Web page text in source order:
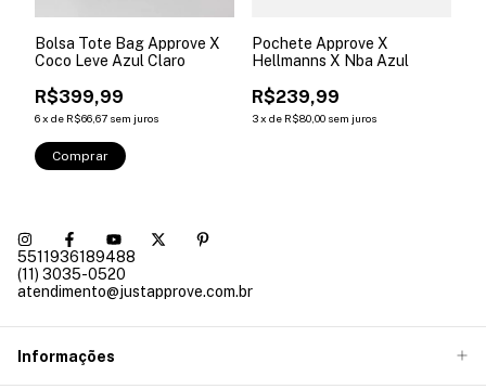
Bolsa Tote Bag Approve X
Coco Leve Azul Claro
R$399,99
6x de R$66,67 sem juros
Comprar
Pochete Approve X
Hellmanns X Nba Azul
R$239,99
3x de R$80,00 sem juros
5511936189488
(11) 3035-0520
atendimento@justapprove.com.br
Informações